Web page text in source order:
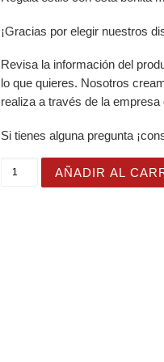
¡Gracias por elegir nuestros
Revisa la información del
lo que quieres. Nosotros
realiza a través de la
Si tienes alguna pregunta
Manta de Elevación con
AÑADIR AL